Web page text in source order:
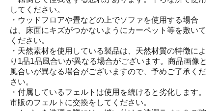
してください。
・ウッドフロアや畳などの上でソファを使用する場合
は、床面にキズがつかないようにカーペット等を敷いて
ください。
・天然素材を使用している製品は、天然材質の特徴によ
り1品1品風合いが異なる場合がございます。商品画像と
風合いが異なる場合がございますので、予めご了承くだ
さい。
・付属しているフェルトは使用を続けると劣化します。
市販のフェルトに交換をしてください。